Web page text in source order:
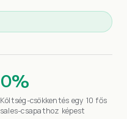
0%
Költség-csökkentés egy 10 fős
sales-csapathoz képest